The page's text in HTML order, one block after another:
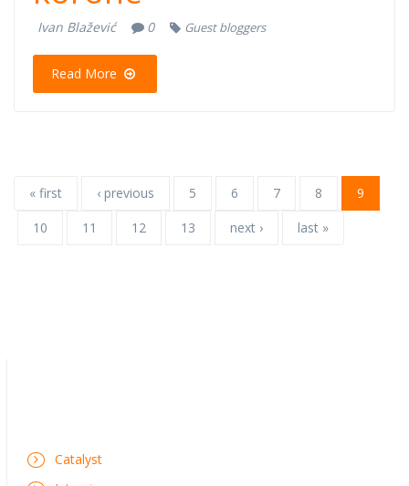
Ivan Blažević 0 Guest bloggers
Read More
« first ‹ previous 5 6 7 8
9
10
11 12 13 next › last »
Catalyst